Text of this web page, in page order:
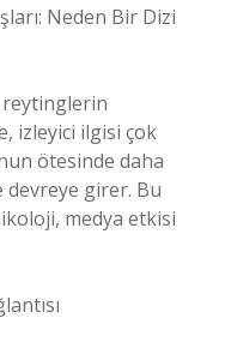
Neden Bir Dizi
reytinglerin
izleyici ilgisi çok
ötesinde daha
devreye girer. Bu
medya etkisi